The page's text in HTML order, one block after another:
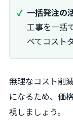
一括発注の
工事を一括
べてコスト
無理なコスト削
になるため、価
視しましょう。